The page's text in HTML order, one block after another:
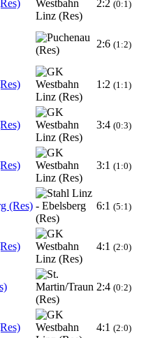
2:2 (0:1)
2:6 (1:2)
1:2 (1:1)
3:4 (0:3)
3:1 (1:0)
(Res) 6:1 (5:1)
4:1 (2:0)
2:4 (0:2)
4:1 (2:0)